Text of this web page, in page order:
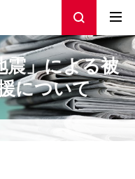
震」による被
について